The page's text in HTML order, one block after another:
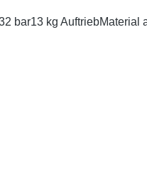
bar13 kg